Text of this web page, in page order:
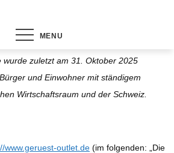
MENU
wurde zuletzt am 31. Oktober 2025
und Einwohner mit ständigem
Wirtschaftsraum und der Schweiz.
www.geruest-outlet.de (im folgenden: „Die